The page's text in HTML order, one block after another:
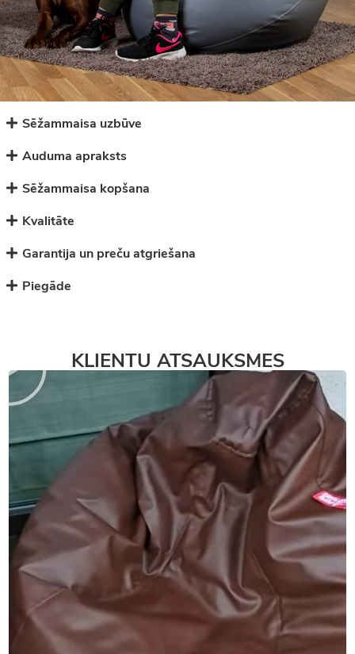
Sēžammaisa uzbūve
Auduma apraksts
Sēžammaisa kopšana
Kvalitāte
Garantija un preču atgriešana
Piegāde
KLIENTU ATSAUKSMES